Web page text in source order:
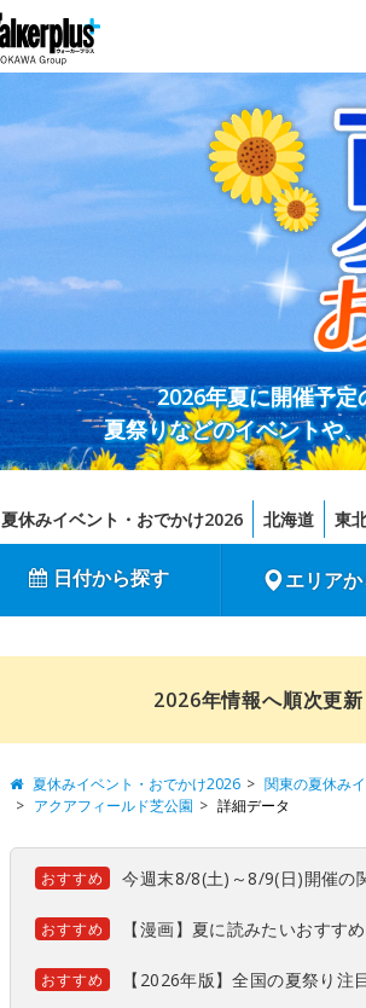
2026年夏に開催予
夏祭りなどのイベントや
夏休みイベント・おでかけ2026 北海道 東
日付から探す エリア
2026年情報へ順次更
夏休みイベント・おでかけ2026 関東の夏休み
アクアフィールド芝公園
詳細データ
おすすめ 今週末8/8(土)～8/9(日)開催の
おすすめ 【漫画】夏に読みたいおすす
おすすめ 【2026年版】全国の夏祭り注